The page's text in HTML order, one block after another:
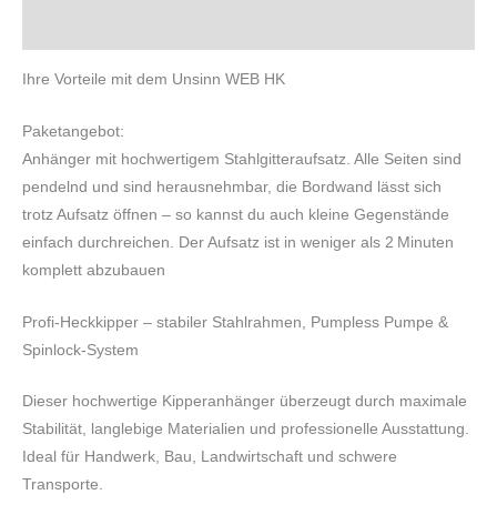
Ihre Vorteile mit dem Unsinn WEB HK
Paketangebot:
Anhänger mit hochwertigem Stahlgitteraufsatz. Alle Seiten sind
pendelnd und sind herausnehmbar, die Bordwand lässt sich
trotz Aufsatz öffnen – so kannst du auch kleine Gegenstände
einfach durchreichen. Der Aufsatz ist in weniger als 2 Minuten
komplett abzubauen
Profi-Heckkipper – stabiler Stahlrahmen, Pumpless Pumpe &
Spinlock-System
Dieser hochwertige Kipperanhänger überzeugt durch maximale
Stabilität, langlebige Materialien und professionelle Ausstattung.
Ideal für Handwerk, Bau, Landwirtschaft und schwere
Transporte.